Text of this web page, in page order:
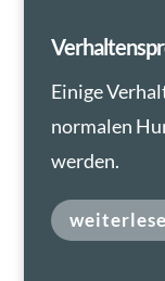
Einige
normalen
werden.